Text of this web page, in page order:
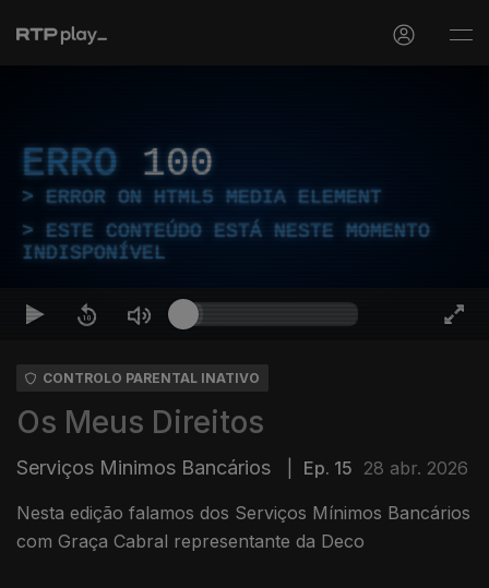
ERRO 100
ERROR ON HTML5 MEDIA ELEMENT
ESTE CONTEÚDO ESTÁ NESTE MOMENTO
INDISPONÍVEL
CONTROLO PARENTAL INATIVO
Os Meus Direitos
Serviços Minimos Bancários Ep. 15 28 abr. 2026
Nesta edição falamos dos Serviços Mínimos Bancários
com Graça Cabral representante da Deco